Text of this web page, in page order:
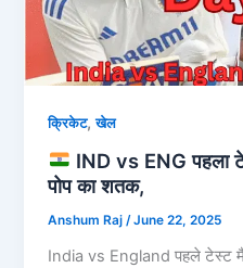
क्रिकेट,खेल
IND vs ENG पहला
पोप का शतक,
Anshum Raj/June 22, 2025
India vs England पहले टेस्ट